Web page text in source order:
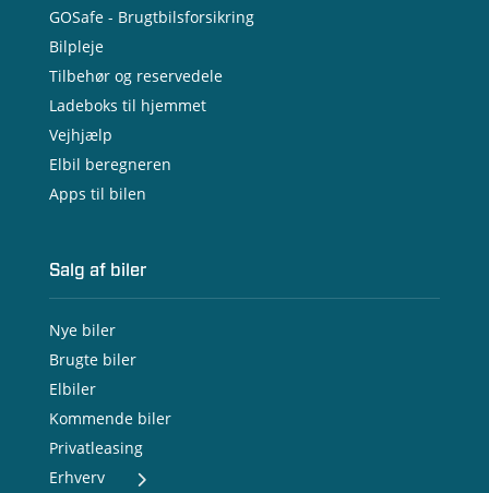
GOSafe - Brugtbilsforsikring
Bilpleje
Tilbehør og reservedele
Ladeboks til hjemmet
Vejhjælp
Elbil beregneren
Apps til bilen
Salg af biler
Nye biler
Brugte biler
Elbiler
Kommende biler
Privatleasing
Erhverv